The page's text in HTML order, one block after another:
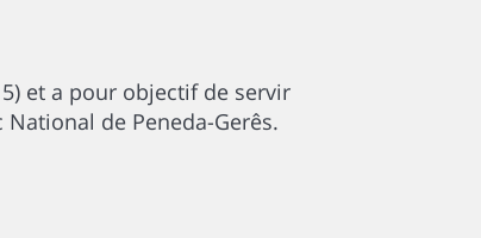
et a pour objectif de servir
de Peneda-Gerês.